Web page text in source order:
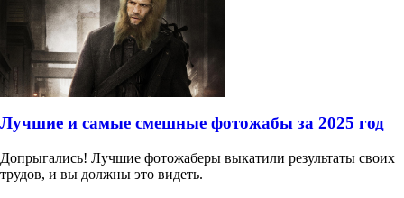
Лучшие и самые смешные фотожабы за 2025 год
Допрыгались! Лучшие фотожаберы выкатили результаты своих
трудов, и вы должны это видеть.